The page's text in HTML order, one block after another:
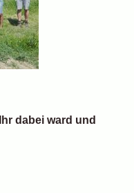
dabei ward und